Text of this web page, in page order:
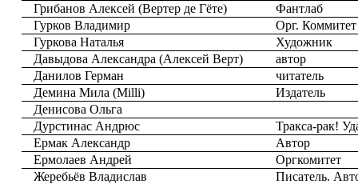
Грибанов Алексей (Вертер де Гёте)
Фантлаб
Гурков Владимир
Орг.
Гуркова Наталья
Художник
Давыдова Александра (Алексей Верт)
автор
Данилов Герман
читатель
Демина Мила (Milli)
Издатель
Денисова Ольга
Дурстинас Андрюс
Тракса-рак!
Ермак Александр
Автор
Ермолаев Андрей
Оргкомитет
Жеребьёв Владислав
Писатель.